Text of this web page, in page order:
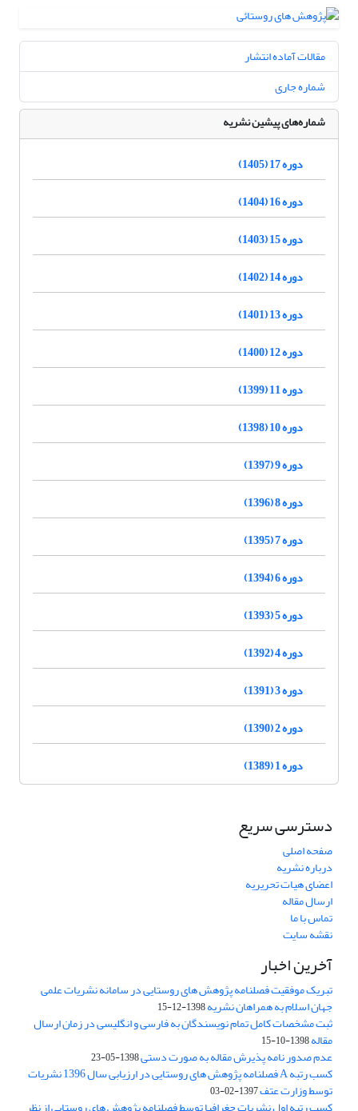
مقالات آماده انتشار
شماره جاری
شماره‌های پیشین نشریه
دوره 17 (1405)
دوره 16 (1404)
دوره 15 (1403)
دوره 14 (1402)
دوره 13 (1401)
دوره 12 (1400)
دوره 11 (1399)
دوره 10 (1398)
دوره 9 (1397)
دوره 8 (1396)
دوره 7 (1395)
دوره 6 (1394)
دوره 5 (1393)
دوره 4 (1392)
دوره 3 (1391)
دوره 2 (1390)
دوره 1 (1389)
دسترسی سریع
صفحه اصلی
درباره نشریه
اعضای هیات تحریریه
ارسال مقاله
تماس با ما
نقشه سایت
آخرین اخبار
تبریک موفقیت فصلنامه پژوهش های روستایی در سامانه نشریات علمی
جهان اسلام به همراهان نشریه1398-12-15
ثبت مشخصات کامل تمام نویسندگان به فارسی و انگلیسی در زمان ارسال
مقاله1398-10-15
عدم صدور نامه پذیرش مقاله به صورت دستی1398-05-23
کسب رتبه A فصلنامه پژوهش های روستایی در ارزیابی سال 1396 نشریات
توسط وزارت عتف1397-02-03